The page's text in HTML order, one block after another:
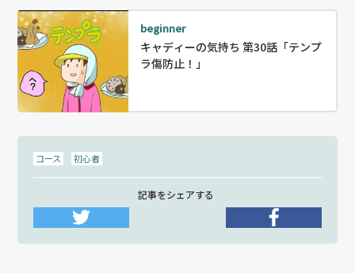
beginner
キャディーの気持ち 第30話「テンプ
ラ傷防止！」
コース 初心者
記事をシェアする